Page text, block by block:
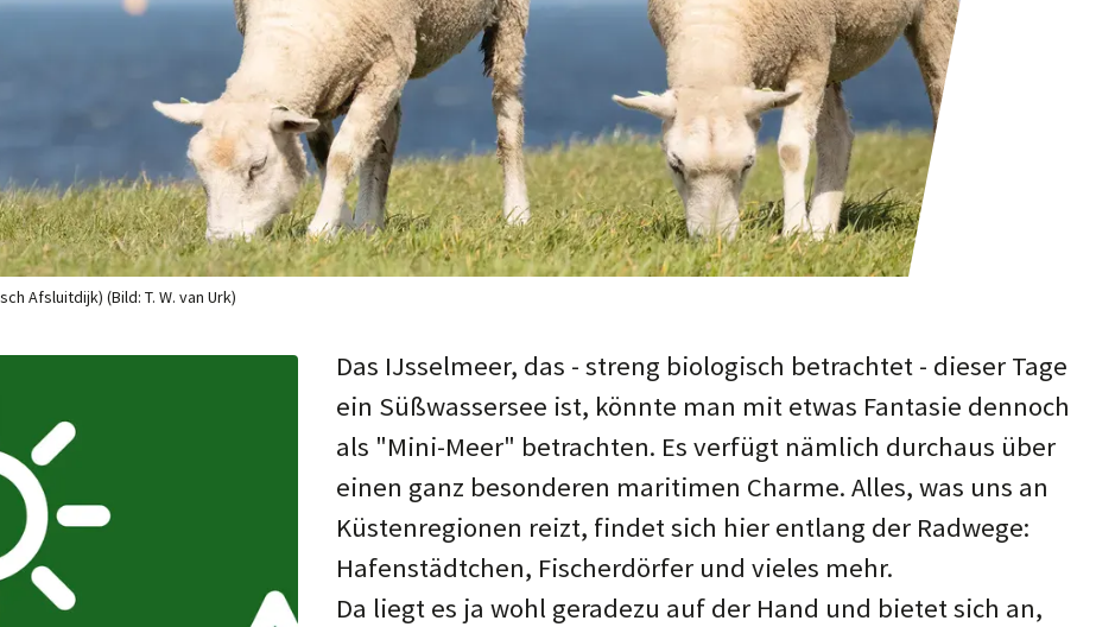
Afsluitdijk) (Bild: T. W. van Urk)
Das IJsselmeer, das - streng biolo­gisch be­trach­tet - dieser Tage
ein Süß­was­ser­see ist, könnte man mit etwas Fan­ta­sie den­noch
als "Mini-Meer" betrach­ten. Es ver­fügt näm­lich durch­aus über
einen ganz beson­deren mari­timen Charme. Alles, was uns an
Küs­ten­re­gionen reizt, findet sich hier ent­lang der Rad­wege:
Hafen­städt­chen, Fischer­dörfer und vieles mehr.
Da liegt es ja wohl gerade­zu auf der Hand und bietet sich an,